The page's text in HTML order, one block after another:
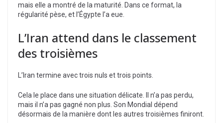
mais elle a montré de la maturité. Dans ce format, la
régularité pèse, et l’Égypte l’a eue.
L’Iran attend dans le classement
des troisièmes
L’Iran termine avec trois nuls et trois points.
Cela le place dans une situation délicate. Il n’a pas perdu,
mais il n’a pas gagné non plus. Son Mondial dépend
désormais de la manière dont les autres troisièmes finiront.